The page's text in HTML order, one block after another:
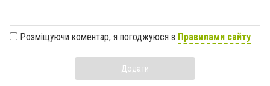
Розміщуючи коментар, я погоджуюся з Правилами сайту
Додати